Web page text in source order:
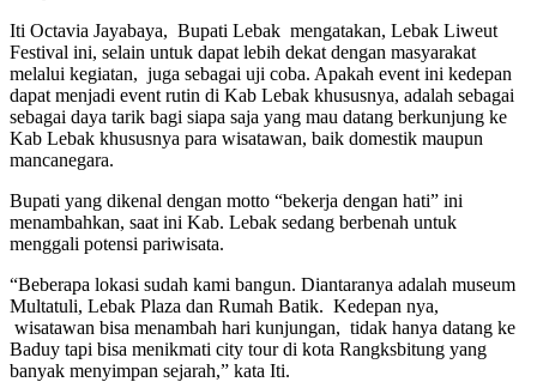
Iti Octavia Jayabaya, Bupati Lebak mengatakan, Lebak Liweut
Festival ini, selain untuk dapat lebih dekat dengan masyarakat
melalui kegiatan, juga sebagai uji coba. Apakah event ini kedepan
dapat menjadi event rutin di Kab Lebak khususnya, adalah sebagai
sebagai daya tarik bagi siapa saja yang mau datang berkunjung ke
Kab Lebak khususnya para wisatawan, baik domestik maupun
mancanegara.
Bupati yang dikenal dengan motto “bekerja dengan hati” ini
menambahkan, saat ini Kab. Lebak sedang berbenah untuk
menggali potensi pariwisata.
“Beberapa lokasi sudah kami bangun. Diantaranya adalah museum
Multatuli, Lebak Plaza dan Rumah Batik. Kedepan nya,
wisatawan bisa menambah hari kunjungan, tidak hanya datang ke
Baduy tapi bisa menikmati city tour di kota Rangksbitung yang
banyak menyimpan sejarah,” kata Iti.